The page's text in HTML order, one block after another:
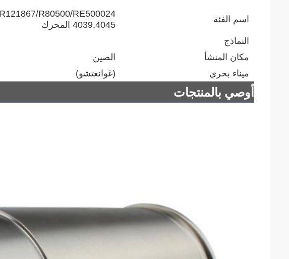
اسم الفئة
4039,4045 المحرك
النماذج
مكان المنشأ
الصين
ميناء بحري
(غوانغتشو)
أوصي بالمنتجات